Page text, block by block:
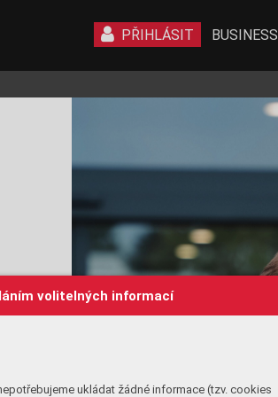
volitelných informací
ukládat žádné informace (tzv. cookies
PŘIHLÁSIT BUSINESS